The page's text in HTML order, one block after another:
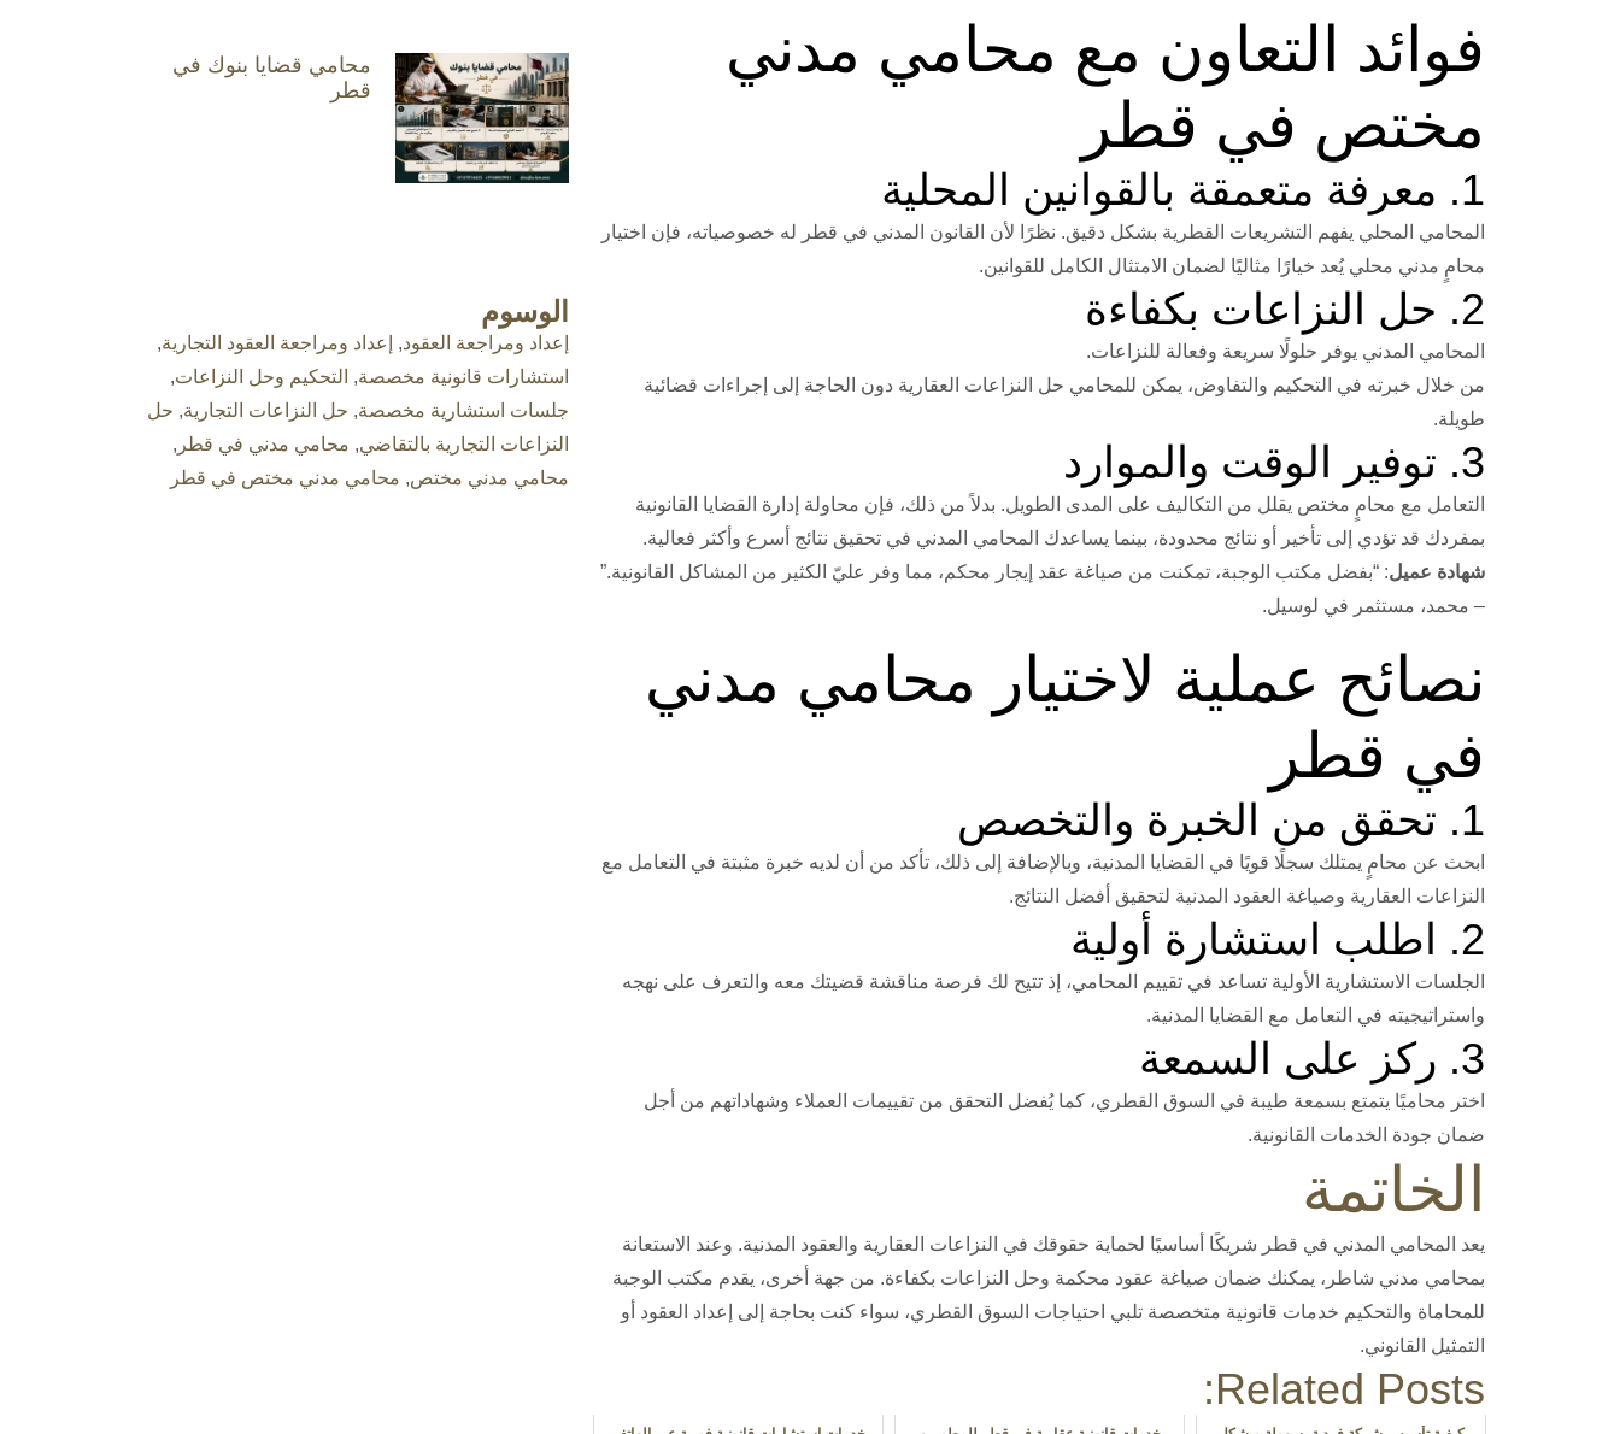
فوائد التعاون مع محامي مدني
مختص في قطر
1. معرفة متعمقة بالقوانين المحلية
المحامي المحلي يفهم التشريعات القطرية بشكل دقيق. نظرًا لأن القانون المدني في قطر له خصوصياته، فإن اختيار
محامٍ مدني محلي يُعد خيارًا مثاليًا لضمان الامتثال الكامل للقوانين.
2. حل النزاعات بكفاءة
المحامي المدني يوفر حلولًا سريعة وفعالة للنزاعات.
من خلال خبرته في التحكيم والتفاوض، يمكن للمحامي حل النزاعات العقارية دون الحاجة إلى إجراءات قضائية
طويلة.
3. توفير الوقت والموارد
التعامل مع محامٍ مختص يقلل من التكاليف على المدى الطويل. بدلاً من ذلك، فإن محاولة إدارة القضايا القانونية
بمفردك قد تؤدي إلى تأخير أو نتائج محدودة، بينما يساعدك المحامي المدني في تحقيق نتائج أسرع وأكثر فعالية.
شهادة عميل: “بفضل مكتب الوجبة، تمكنت من صياغة عقد إيجار محكم، مما وفر عليّ الكثير من المشاكل القانونية.”
– محمد، مستثمر في لوسيل.
نصائح عملية لاختيار محامي مدني
في قطر
1. تحقق من الخبرة والتخصص
ابحث عن محامٍ يمتلك سجلًا قويًا في القضايا المدنية، وبالإضافة إلى ذلك، تأكد من أن لديه خبرة مثبتة في التعامل مع
النزاعات العقارية وصياغة العقود المدنية لتحقيق أفضل النتائج.
2. اطلب استشارة أولية
الجلسات الاستشارية الأولية تساعد في تقييم المحامي، إذ تتيح لك فرصة مناقشة قضيتك معه والتعرف على نهجه
واستراتيجيته في التعامل مع القضايا المدنية.
3. ركز على السمعة
اختر محاميًا يتمتع بسمعة طيبة في السوق القطري، كما يُفضل التحقق من تقييمات العملاء وشهاداتهم من أجل
ضمان جودة الخدمات القانونية.
الخاتمة
يعد المحامي المدني في قطر شريكًا أساسيًا لحماية حقوقك في النزاعات العقارية والعقود المدنية. وعند الاستعانة
بمحامي مدني شاطر، يمكنك ضمان صياغة عقود محكمة وحل النزاعات بكفاءة. من جهة أخرى، يقدم مكتب الوجبة
للمحاماة والتحكيم خدمات قانونية متخصصة تلبي احتياجات السوق القطري، سواء كنت بحاجة إلى إعداد العقود أو
التمثيل القانوني.
Related Posts:
محامي قضايا بنوك في
قطر
الوسوم
إعداد ومراجعة العقود, إعداد ومراجعة العقود التجارية,
استشارات قانونية مخصصة, التحكيم وحل النزاعات,
جلسات استشارية مخصصة, حل النزاعات التجارية, حل
النزاعات التجارية بالتقاضي, محامي مدني في قطر ,
محامي مدني مختص, محامي مدني مختص في قطر